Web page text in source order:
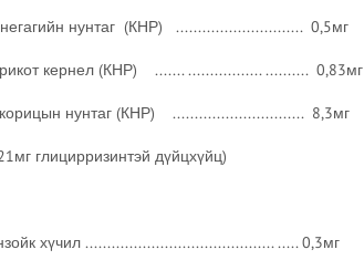
(КНР) ............................. 0,5мг
....... ................. .......... 0,83мг
(КНР) .............................. 8,3мг
дүйцхүйц)
хүчил ........................................... ..... 0,3мг